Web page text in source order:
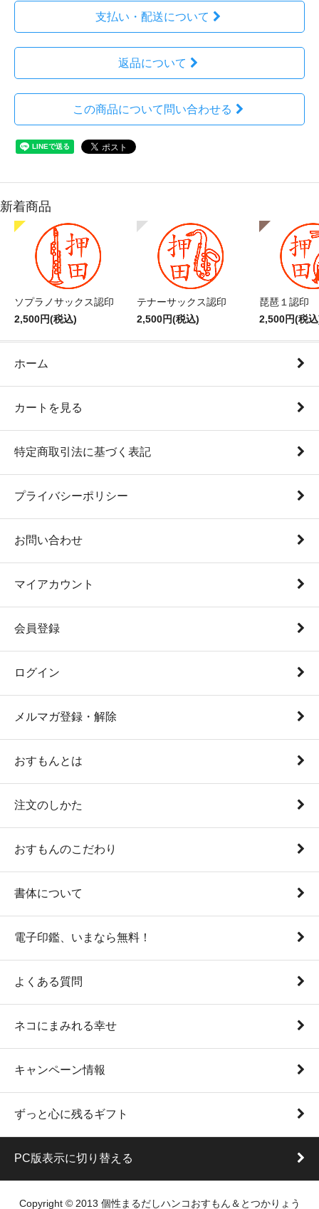
支払い・配送について
返品について
この商品について問い合わせる
新着商品
ソプラノサックス認印
2,500円(税込)
テナーサックス認印
2,500円(税込)
琵琶１認印
2,500円(税
ホーム
カートを見る
特定商取引法に基づく表記
プライバシーポリシー
お問い合わせ
マイアカウント
会員登録
ログイン
メルマガ登録・解除
おすもんとは
注文のしかた
おすもんのこだわり
書体について
電子印鑑、いまなら無料！
よくある質問
ネコにまみれる幸せ
キャンペーン情報
ずっと心に残るギフト
PC版表示に切り替える
Copyright © 2013 個性まるだしハンコおすもん＆とつかりょう